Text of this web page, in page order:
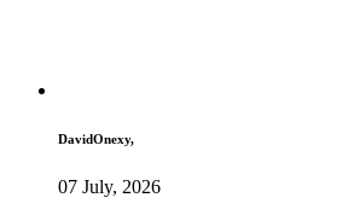
DavidOnexy,
07 July, 2026